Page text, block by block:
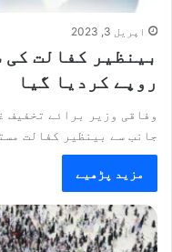
اپریل 3, 2023
روپے کردیا گیا
وفاقی وزیر برائے تخفیف
جانب سے بینظیر کفالت
مزید پڑھیے